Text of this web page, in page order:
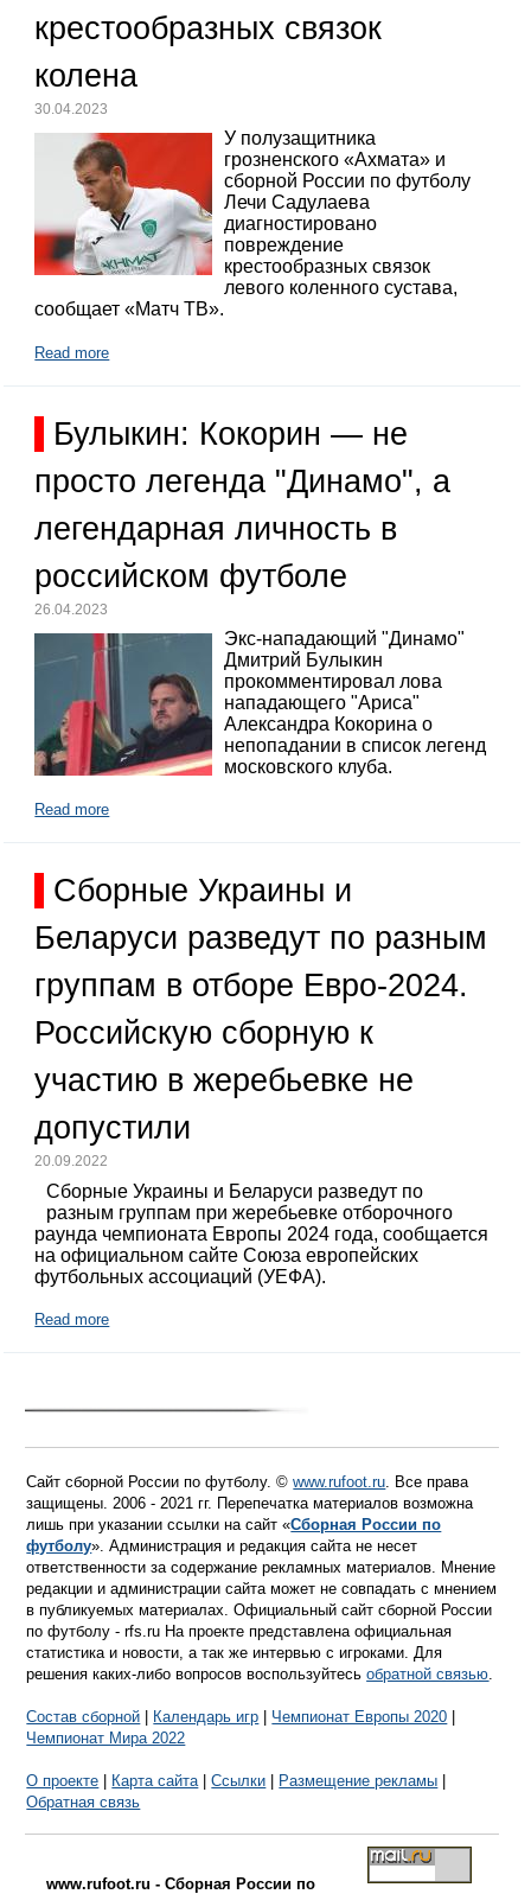
крестообразных связок
колена
30.04.2023
У полузащитника
грозненского «Ахмата» и
сборной России по футболу
Лечи Садулаева
диагностировано
повреждение
крестообразных связок
левого коленного сустава,
сообщает «Матч ТВ».
Read more
Булыкин: Кокорин — не
просто легенда "Динамо", а
легендарная личность в
российском футболе
26.04.2023
Экс-нападающий "Динамо"
Дмитрий Булыкин
прокомментировал лова
нападающего "Ариса"
Александра Кокорина о
непопадании в список легенд
московского клуба.
Read more
Сборные Украины и
Беларуси разведут по разным
группам в отборе Евро-2024.
Российскую сборную к
участию в жеребьевке не
допустили
20.09.2022
Сборные Украины и Беларуси разведут по
разным группам при жеребьевке отборочного
раунда чемпионата Европы 2024 года, сообщается
на официальном сайте Союза европейских
футбольных ассоциаций (УЕФА).
Read more
Сайт сборной России по футболу. ©www.rufoot.ru. Все права
защищены. 2006 - 2021 гг. Перепечатка материалов возможна
лишь при указании ссылки на сайт «Сборная России по
футболу». Администрация и редакция сайта не несет
ответственности за содержание рекламных материалов. Мнение
редакции и администрации сайта может не совпадать с мнением
в публикуемых материалах. Официальный сайт сборной России
по футболу - rfs.ru На проекте представлена официальная
статистика и новости, а так же интервью с игроками. Для
решения каких-либо вопросов воспользуйтесьобратной связью.
Состав сборной Календарь игр Чемпионат Европы 2020
Чемпионат Мира 2022
О проекте Карта сайта|Ссылки Размещение рекламы
Обратная связь
www.rufoot.ru - Сборная России по